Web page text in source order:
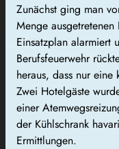
Zunächst ging man
Menge
Einsatzplan alarmiert
Berufsfeuerwehr
heraus, dass nur
Zwei Hotelgäste
einer
der Kühlschrank
Ermittlungen.